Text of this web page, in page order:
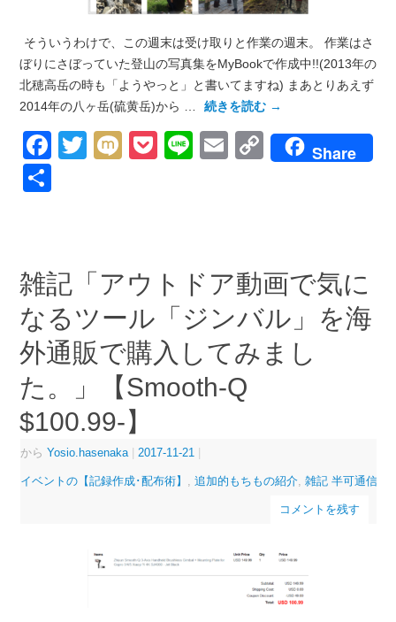
そういうわけで、この週末は受け取りと作業の週末。 作業はさ
ぼりにさぼっていた登山の写真集をMyBookで作成中!!(2013年の
北穂高岳の時も「ようやっと」と書いてますね) まあとりあえず
2014年の八ヶ岳(硫黄岳)から …
続きを読む →
Facebook
Twitter
MixiPocket
LineEmailCopyShare
雑記「アウトドア動画で気に
なるツール「ジンバル」を海
外通販で購入してみまし
た。」【Smooth-Q
$100.99-】
から Yosio.hasenaka | 2017-11-21 |
イベントの【記録作成･配布術】 追加的もちもの紹介, 雑記 半可通信
コメントを残す